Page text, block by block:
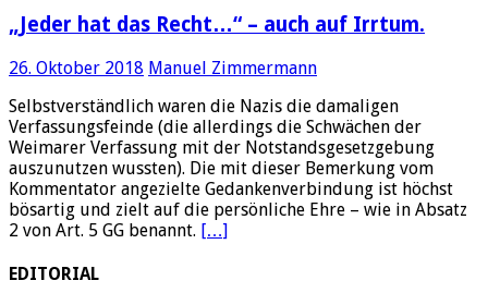
„Jeder hat das Recht…“ – auch auf Irrtum.
26. Oktober 2018 Manuel Zimmermann
Selbstverständlich waren die Nazis die damaligen
Verfassungsfeinde (die allerdings die Schwächen der
Weimarer Verfassung mit der Notstandsgesetzgebung
auszunutzen wussten). Die mit dieser Bemerkung vom
Kommentator angezielte Gedankenverbindung ist höchst
bösartig und zielt auf die persönliche Ehre – wie in Absatz
2 von Art. 5 GG benannt. […]
EDITORIAL